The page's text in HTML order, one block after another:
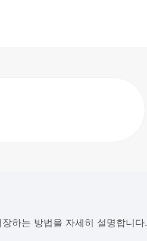
하는 방법을 자세히 설명합니다.